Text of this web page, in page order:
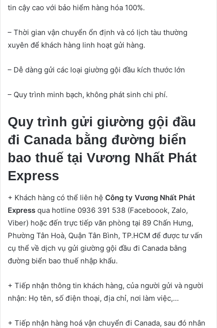
tin cậy cao với bảo hiểm hàng hóa 100%.
– Thời gian vận chuyển ổn định và có lịch tàu thường
xuyên để khách hàng linh hoạt gửi hàng.
– Dễ dàng gửi các loại giường gội đầu kích thước lớn
– Quy trình minh bạch, không phát sinh chi phí.
Quy trình gửi giường gội đầu
đi Canada bằng đường biển
bao thuế tại Vương Nhất Phát
Express
+ Khách hàng có thể liên hệ Công ty Vương Nhất Phát
Express qua hotline 0936 391 538 (Faceboook, Zalo,
Viber) hoặc đến trực tiếp văn phòng tại 89 Chấn Hưng,
Phường Tân Hoà, Quận Tân Bình, TP.HCM để được tư vấn
cụ thể về dịch vụ gửi giường gội đầu đi Canada bằng
đường biển bao thuế nhập khẩu.
+ Tiếp nhận thông tin khách hàng, của người gửi và người
nhận: Họ tên, số điện thoại, địa chỉ, nơi làm việc,…
+ Tiếp nhận hàng hoá vận chuyển đi Canada, sau đó nhân